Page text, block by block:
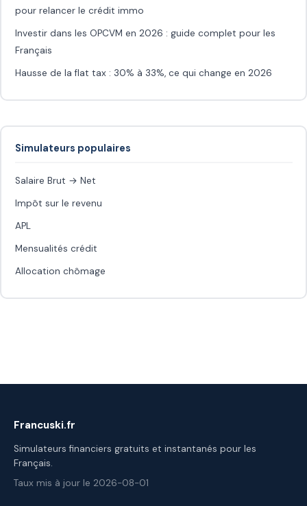
pour relancer le crédit immo
Investir dans les OPCVM en 2026 : guide complet pour les
Français
Hausse de la flat tax : 30% à 33%, ce qui change en 2026
Simulateurs populaires
Salaire Brut → Net
Impôt sur le revenu
APL
Mensualités crédit
Allocation chômage
Francuski.fr
Simulateurs financiers gratuits et instantanés pour les
Français.
Taux mis à jour le 2026-08-01